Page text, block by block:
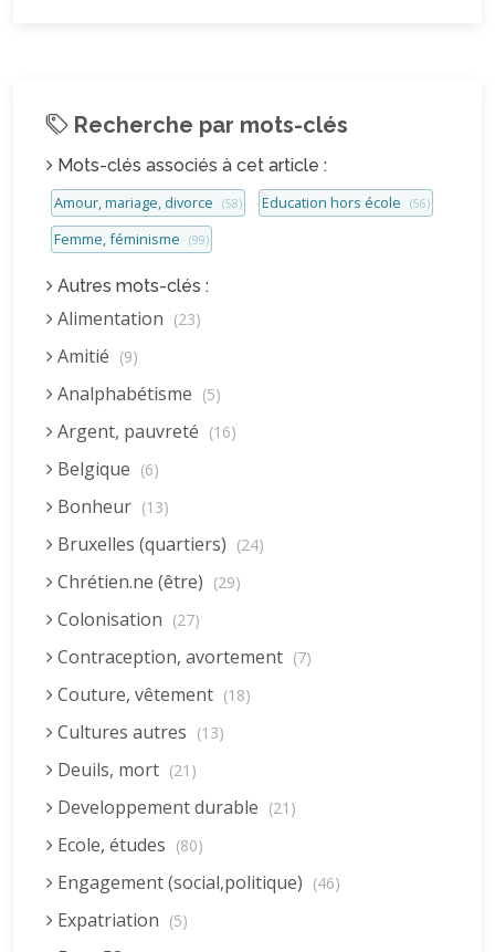
Recherche par mots-clés
Mots-clés associés à cet article :
Amour, mariage, divorce (58) Education hors école (56)
Femme, féminisme (99)
Autres mots-clés :
Alimentation (23)
Amitié (9)
Analphabétisme (5)
Argent, pauvreté (16)
Belgique (6)
Bonheur (13)
Bruxelles (quartiers) (24)
Chrétien.ne (être) (29)
Colonisation (27)
Contraception, avortement (7)
Couture, vêtement (18)
Cultures autres (13)
Deuils, mort (21)
Developpement durable (21)
Ecole, études (80)
Engagement (social,politique) (46)
Expatriation (5)